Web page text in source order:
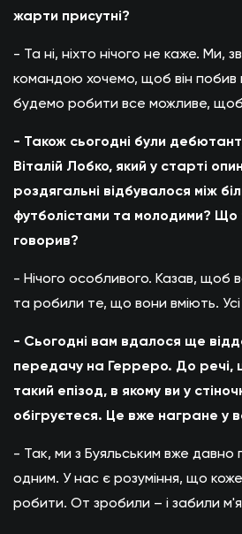
жарти присутні?
- Та ні, ніхто нічого не каже. Ми,
командою хочемо, щоб він
будемо робити все можливе, щоб
- Також сьогодні були
Віталій Лобко, який у старті
роздягальні відбувалося між
футболістами та молодими? Що
говорив?
- Нічого особливого. Казав, щоб
та робили те, що вони вміють. Усі
- Сьогодні вам вдалося ще
передачу на Герреро. До речі,
такий епізод, в якому ви у
обігруєтеся. Це вже награне у
- Так, ми з Буяльським вже давно
одним. У нас є розуміння, що
робити. От зробили – і забили